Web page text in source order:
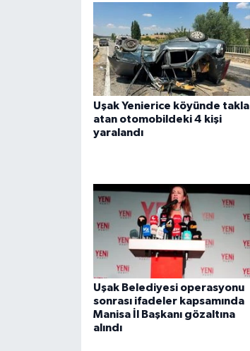
Uşak Yenierice köyünde takla
atan otomobildeki 4 kişi
yaralandı
Uşak Belediyesi operasyonu
sonrası ifadeler kapsamında
Manisa İl Başkanı gözaltına
alındı